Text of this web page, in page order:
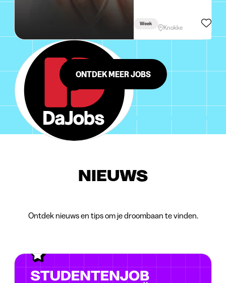
Week
Knokke
ONTDEK MEER JOBS
NIEUWS
Ontdek nieuws en tips om je droombaan te vinden.